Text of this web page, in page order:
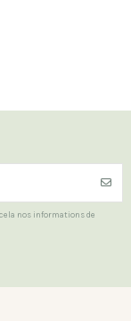
nos informations de